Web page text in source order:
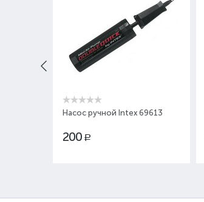
Насос ручной Intex 69613
200 Р